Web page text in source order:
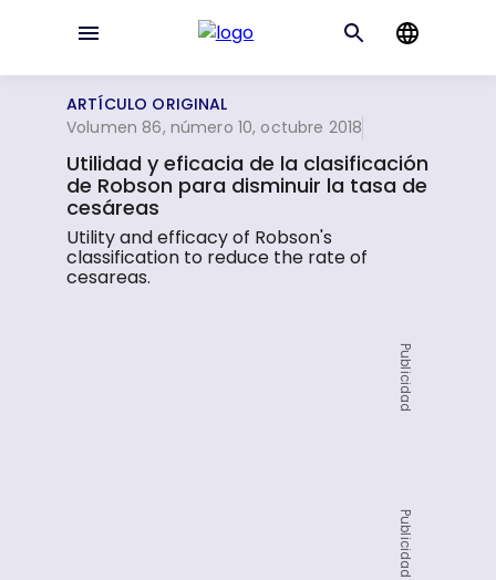
ARTÍCULO ORIGINAL
Volumen 86, número 10, octubre 2018
Utilidad y eficacia de la clasificación
de Robson para disminuir la tasa de
cesáreas
Utility and efficacy of Robson's
classification to reduce the rate of
cesareas.
Publicidad
Publicidad